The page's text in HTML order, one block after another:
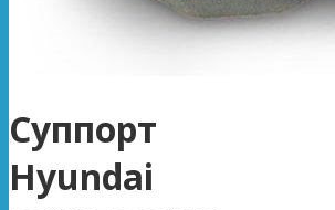
Суппорт
Hyundai